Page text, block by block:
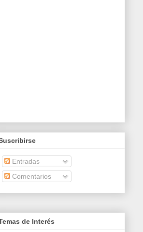
Entradas
Comentarios
de Interés